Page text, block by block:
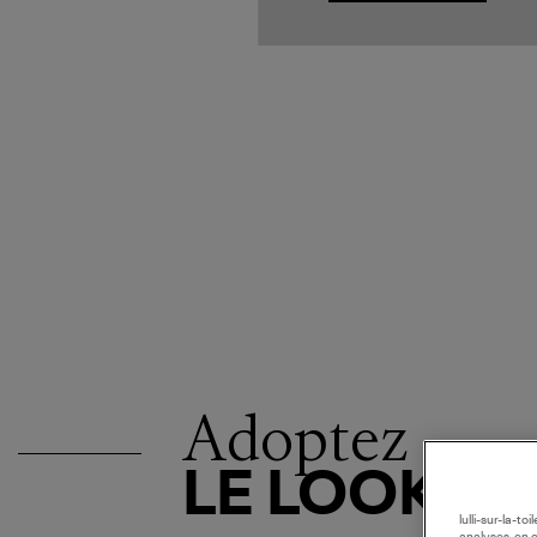
Adoptez
LE LOOK
lulli-sur-la-